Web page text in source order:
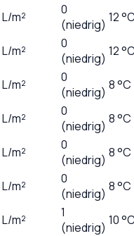
L/m²
0
(niedrig) 12
L/m²
0
(niedrig) 12
L/m²
0
(niedrig) 8 °C
L/m²
0
(niedrig) 8 °C
L/m²
0
(niedrig) 8 °C
L/m²
0
(niedrig) 8 °C
L/m²
1
(niedrig) 10